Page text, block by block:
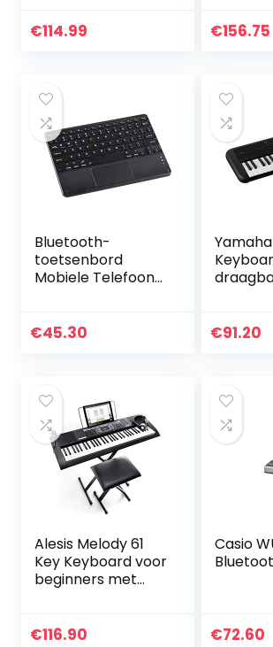
88 Toetsen USB
€114.99 €156.75
Bluetooth-
toetsenbord
Mobiele Telefoon
toetsenbord Kleur
€45.30
mini-
€91.20
Alesis Melody 61
Key Keyboard voor
beginners met
koptelefoon,
€116.90
Casio
€72.60